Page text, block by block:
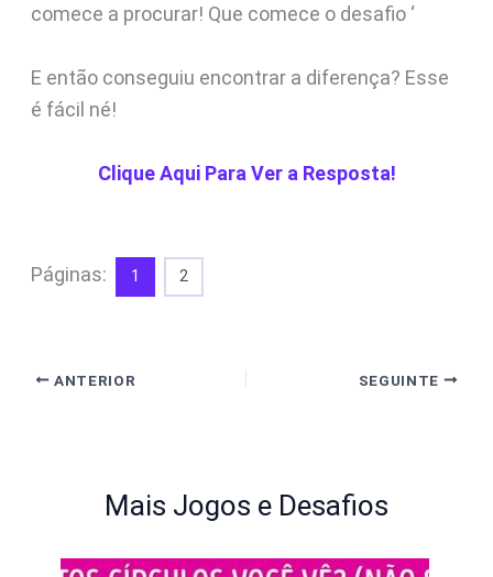
comece a procurar! Que comece o desafio ‘
E então conseguiu encontrar a diferença? Esse
é fácil né!
Clique Aqui Para Ver a Resposta!
Páginas: 1 2
ANTERIOR SEGUINTE
Mais Jogos e Desafios